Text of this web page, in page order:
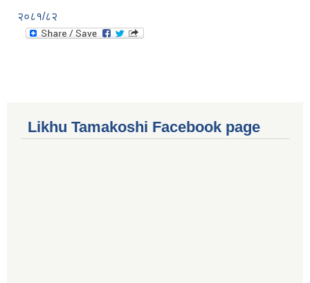
२०८१/८२
Likhu Tamakoshi Facebook page